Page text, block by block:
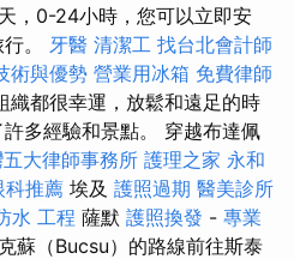
，0-24小時，您可以立即安
。 牙醫 清潔工 找台北會計師
術與優勢 營業用冰箱 免費律師
織都很幸運，放鬆和遠足的時
多經驗和景點。 穿越布達佩
大律師事務所 護理之家 永和
科推薦 埃及 護照過期 醫美診所
水 工程 薩默 護照換發 - 專業
蘇（Bucsu）的路線前往斯泰